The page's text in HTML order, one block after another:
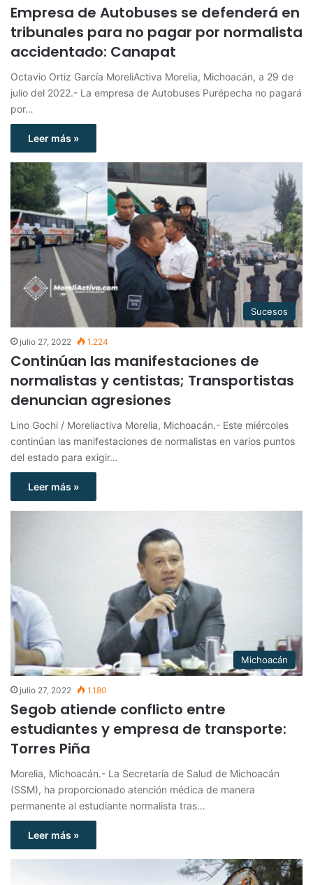
Empresa de Autobuses se defenderá en
tribunales para no pagar por normalista
accidentado: Canapat
Octavio Ortiz García MoreliActiva Morelia, Michoacán, a 29 de
julio del 2022.- La empresa de Autobuses Purépecha no pagará
por…
Leer más »
Sucesos
julio 27, 2022 1.224
Continúan las manifestaciones de
normalistas y centistas; Transportistas
denuncian agresiones
Lino Gochi / Moreliactiva Morelia, Michoacán.- Este miércoles
continúan las manifestaciones de normalistas en varios puntos
del estado para exigir…
Leer más »
Michoacán
julio 27, 2022 1.180
Segob atiende conflicto entre
estudiantes y empresa de transporte:
Torres Piña
Morelia, Michoacán.- La Secretaría de Salud de Michoacán
(SSM), ha proporcionado atención médica de manera
permanente al estudiante normalista tras…
Leer más »